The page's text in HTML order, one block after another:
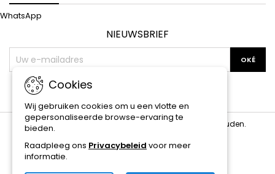
WhatsApp
Cookies
Wij gebruiken cookies om u een vlotte en
gepersonaliseerde browse-ervaring te
bieden.
Raadpleeg ons Privacybeleid voor meer
informatie.
NIEUWSBRIEF
Facebook
© Copyright 2026 lumibeauty. Alle rechten voorbehouden.